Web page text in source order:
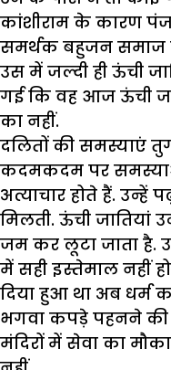
कांशीराम के कारण
समर्थक बहुजन समाज
उस में जल्दी ही ऊंची
गई कि वह आज ऊंची
का नहीं.
दलितों की समस्याएं
कदमकदम पर
अत्याचार होते हैं.
मिलती. ऊंची जातियां
जम कर लूटा जाता है.
में सही इस्तेमाल नहीं
दिया हुआ था अब धर्म
भगवा कपड़े पहनने की
मंदिरों में सेवा का